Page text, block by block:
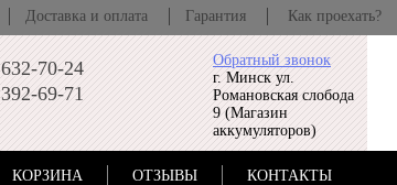
Доставка и оплата Гарантия Как проехать?
Обратный звонок
г. Минск ул.
Романовская слобода
9 (Магазин
аккумуляторов)
70-24
69-71
КОРЗИНА ОТЗЫВЫ КОНТАКТЫ